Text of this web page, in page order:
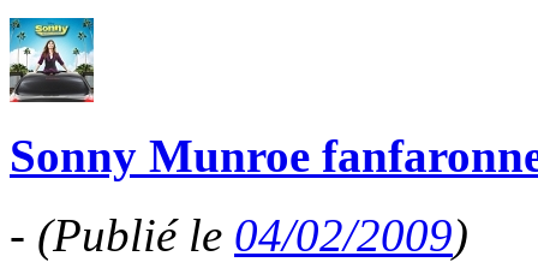
Sonny Munroe
- (Publié le 04/02/2009)